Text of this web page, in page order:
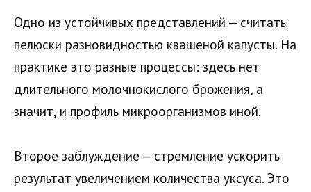
Одно из устойчивых представлений — считать
пелюски разновидностью квашеной капусты. На
практике это разные процессы: здесь нет
длительного молочнокислого брожения, а
значит, и профиль микроорганизмов иной.
Второе заблуждение — стремление ускорить
результат увеличением количества уксуса. Это